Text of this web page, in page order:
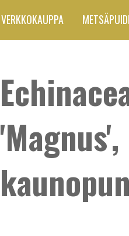
VERKKOKAUPPA
'Magnus',